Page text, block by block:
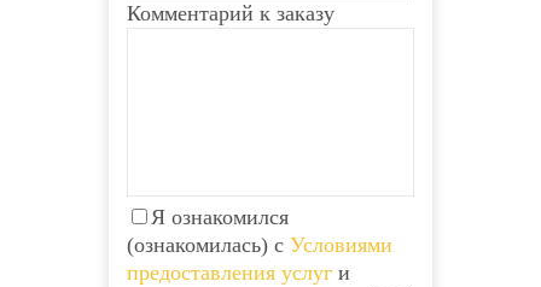
Комментарий к заказу
Я ознакомился
(ознакомилась) с Условиями
предоставления услуг и